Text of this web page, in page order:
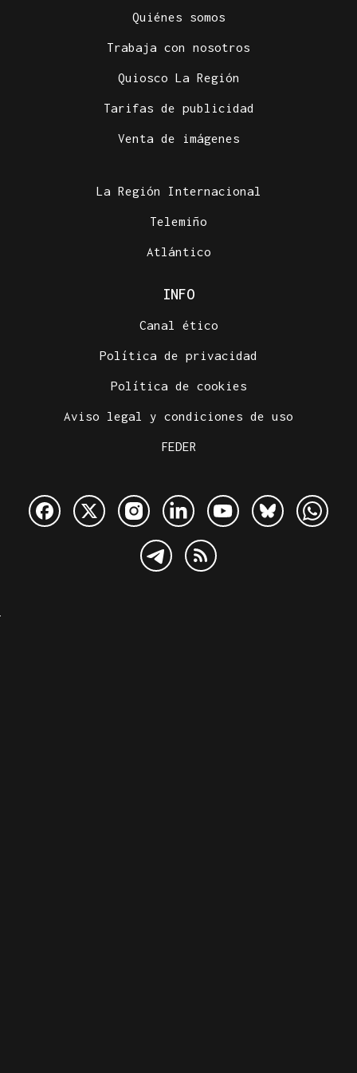
Quiénes somos
Trabaja con nosotros
Quiosco La Región
Tarifas de publicidad
Venta de imágenes
La Región Internacional
Telemiño
Atlántico
INFO
Canal ético
Política de privacidad
Política de cookies
Aviso legal y condiciones de uso
FEDER